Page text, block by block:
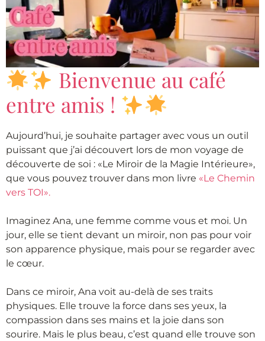
Bienvenue au café
entre amis !
Aujourd’hui, je souhaite partager avec vous un outil
puissant que j’ai découvert lors de mon voyage de
découverte de soi : «Le Miroir de la Magie Intérieure»,
que vous pouvez trouver dans mon livre «Le Chemin
vers TOI».
Imaginez Ana, une femme comme vous et moi. Un
jour, elle se tient devant un miroir, non pas pour voir
son apparence physique, mais pour se regarder avec
le cœur.
Dans ce miroir, Ana voit au-delà de ses traits
physiques. Elle trouve la force dans ses yeux, la
compassion dans ses mains et la joie dans son
sourire. Mais le plus beau, c’est quand elle trouve son